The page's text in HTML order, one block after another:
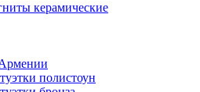
керамические
полистоун